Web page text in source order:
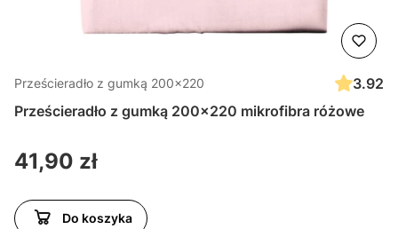
Prześcieradło z gumką 200x220
3.92
Prześcieradło z gumką 200x220 mikrofibra różowe
Cena
41,90 zł
Do koszyka